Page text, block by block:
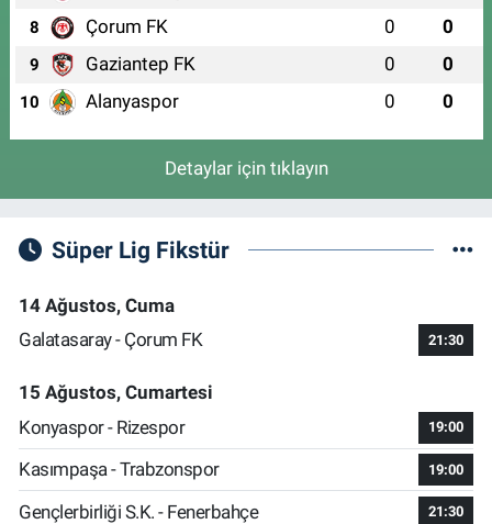
8 Çorum FK 0 0
9 Gaziantep FK 0 0
10 Alanyaspor 0 0
Detaylar için tıklayın
Süper Lig Fikstür
14 Ağustos, Cuma
Galatasaray - Çorum FK
21:30
15 Ağustos, Cumartesi
Konyaspor - Rizespor
19:00
Kasımpaşa - Trabzonspor 19:00
Gençlerbirliği S.K. - Fenerbahçe 21:30